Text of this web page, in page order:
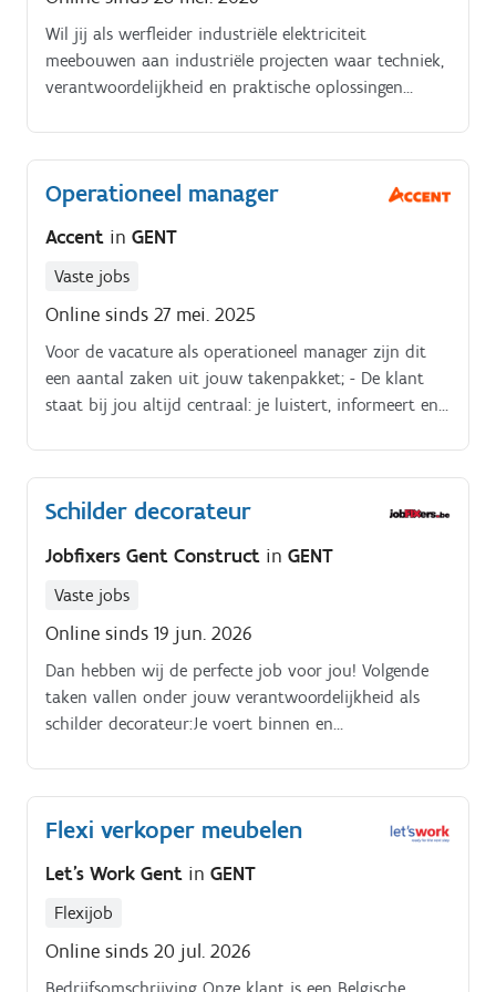
Wil jij als werfleider industriële elektriciteit
meebouwen aan industriële projecten waar techniek,
verantwoordelijkheid en praktische oplossingen
in industriële elektrische installaties en
automatiseringsprojecten binnen
productieomgevingen.
Operationeel manager
Accent in GENT
Vaste jobs
Online sinds 27 mei. 2025
Voor de vacature als operationeel manager zijn dit
een aantal zaken uit jouw takenpakket; - De klant
staat bij jou altijd centraal: je luistert, informeert en
werkorganisatie van de winkel- Je kent de principes
van aanvulling en verkoop en past deze toe- Het
verschillende afdelingen en het vakgebied- Je doet
voorstellen om de commerciële acties, de
te verbeteren- Je ondersteunt de winkelmanager bij
het behalen van de gestelde doelen
Schilder decorateur
Jobfixers Gent Construct in GENT
Vaste jobs
Online sinds 19 jun. 2026
Dan hebben wij de perfecte job voor jou! Volgende
taken vallen onder jouw verantwoordelijkheid als
schilder decorateur:Je voert binnen en
Flexi verkoper meubelen
Let's Work Gent in GENT
Flexijob
Online sinds 20 jul. 2026